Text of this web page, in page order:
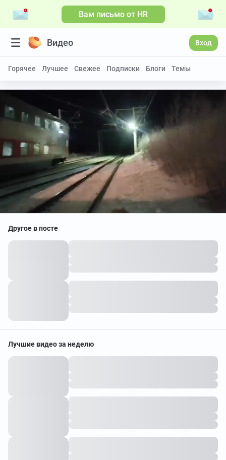
Вам письмо от HR
Видео Вход
Горячее Лучшее Свежее Подписки Блоги Темы
Другое в посте
Лучшие видео за неделю